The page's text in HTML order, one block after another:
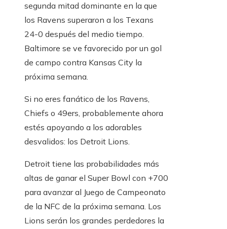
segunda mitad dominante en la que
los Ravens superaron a los Texans
24-0 después del medio tiempo.
Baltimore se ve favorecido por un gol
de campo contra Kansas City la
próxima semana.
Si no eres fanático de los Ravens,
Chiefs o 49ers, probablemente ahora
estés apoyando a los adorables
desvalidos: los Detroit Lions.
Detroit tiene las probabilidades más
altas de ganar el Super Bowl con +700
para avanzar al Juego de Campeonato
de la NFC de la próxima semana. Los
Lions serán los grandes perdedores la